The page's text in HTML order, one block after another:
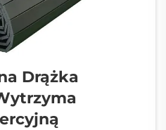
Drążka